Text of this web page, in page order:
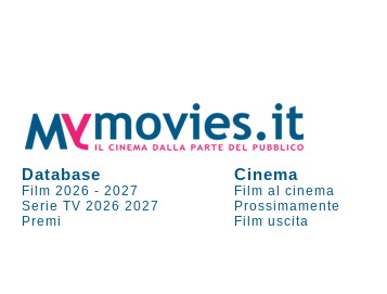
Database Cinema
Film 2026 -2027 Film al cinema
Serie TV 2026 2027 Prossimamente
Premi
Film uscita